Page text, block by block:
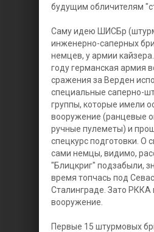
будущим обличителям
Саму идею ШИСБр
инженерно-саперных
немцев, у армии
году германская армия
сражения за Верден
специальные саперно-
группы, которые имели
вооружение (ранцевые
ручные пулеметы) и
спецкурс подготовки. О
сами немцы, видимо,
"Блицкриг" подзабыли,
время топчась под
Сталинграде. Зато РККА
вооружение.
Первые 15 штурмовых